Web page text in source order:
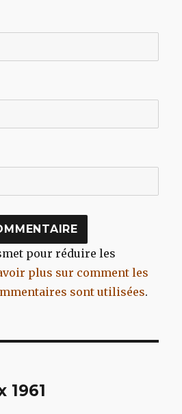
pour réduire les
plus sur comment les
sont utilisées.
1961